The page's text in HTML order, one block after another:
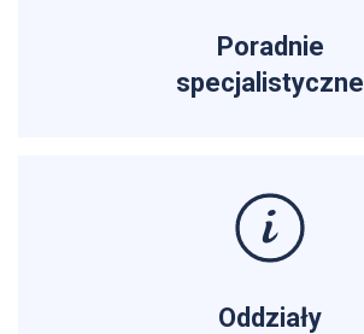
Poradnie
specjalistyczne
Oddziały